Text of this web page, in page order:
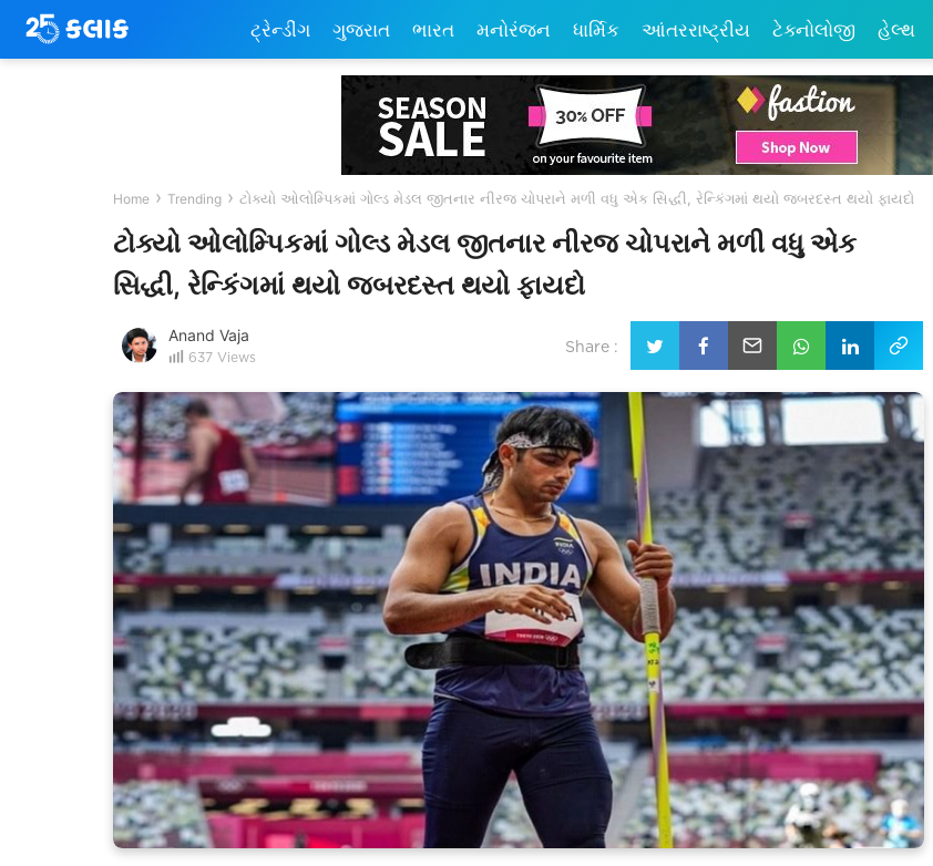
ટ્રેન્ડીંગ ગુજરાત ભારત મનોરંજન ધાર્મિક આંતરરાષ્ટ્રીય ટેક્નોલોજી હેલ્થ
Home › Trending › ટોક્યો ઓલોમ્પિકમાં ગોલ્ડ મેડલ જીતનાર નીરજ ચોપરાને મળી વધુ એક સિદ્ધી, રેન્કિંગમાં થયો જબરદસ્ત થયો ફાયદો
ટોક્યો ઓલોમ્પિકમાં ગોલ્ડ મેડલ જીતનાર નીરજ ચોપરાને મળી વધુ એક
સિદ્ધી, રેન્કિંગમાં થયો જબરદસ્ત થયો ફાયદો
Anand Vaja
637 Views
Share :